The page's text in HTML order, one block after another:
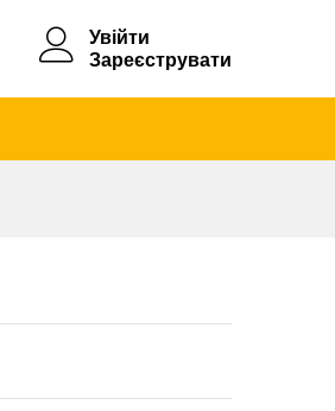
Увійти
Зареєструвати